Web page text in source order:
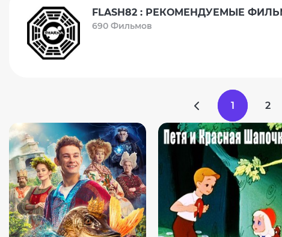
FLASH82 : РЕКОМЕНДУЕМЫЕ
690 Фильмов
1 2